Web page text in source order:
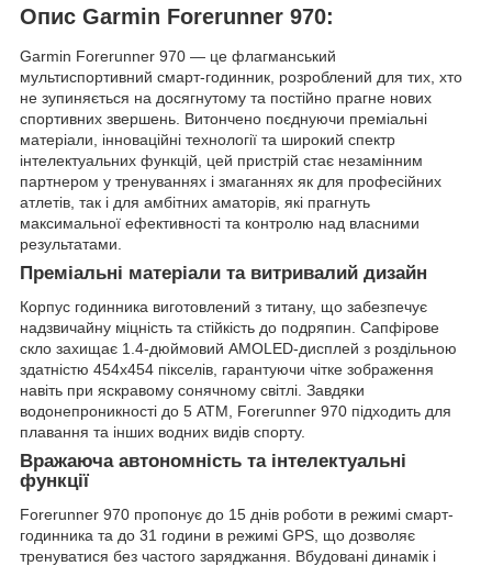
Опис Garmin Forerunner 970:
Garmin Forerunner 970 — це флагманський
мультиспортивний смарт-годинник, розроблений для тих, хто
не зупиняється на досягнутому та постійно прагне нових
спортивних звершень. Витончено поєднуючи преміальні
матеріали, інноваційні технології та широкий спектр
інтелектуальних функцій, цей пристрій стає незамінним
партнером у тренуваннях і змаганнях як для професійних
атлетів, так і для амбітних аматорів, які прагнуть
максимальної ефективності та контролю над власними
результатами.
Преміальні матеріали та витривалий дизайн
Корпус годинника виготовлений з титану, що забезпечує
надзвичайну міцність та стійкість до подряпин. Сапфірове
скло захищає 1.4-дюймовий AMOLED-дисплей з роздільною
здатністю 454x454 пікселів, гарантуючи чітке зображення
навіть при яскравому сонячному світлі. Завдяки
водонепроникності до 5 ATM, Forerunner 970 підходить для
плавання та інших водних видів спорту.
Вражаюча автономність та інтелектуальні
функції
Forerunner 970 пропонує до 15 днів роботи в режимі смарт-
годинника та до 31 години в режимі GPS, що дозволяє
тренуватися без частого заряджання. Вбудовані динамік і